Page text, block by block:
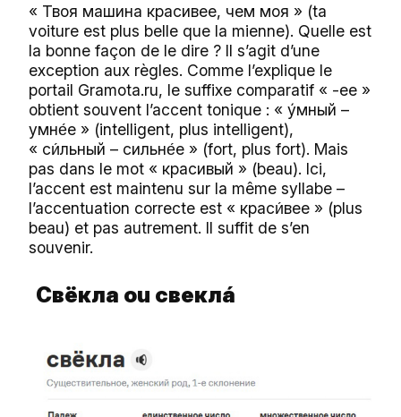
« Твоя машина красивее, чем моя » (ta
voiture est plus belle que la mienne). Quelle est
la bonne façon de le dire ? Il s’agit d’une
exception aux règles. Comme l’explique le
portail Gramota.ru, le suffixe comparatif « -ee »
obtient souvent l’accent tonique : « ýмный –
умне́е » (intelligent, plus intelligent),
« си́льный – сильне́е » (fort, plus fort). Mais
pas dans le mot « красивый » (beau). Ici,
l’accent est maintenu sur la même syllabe –
l’accentuation correcte est « краси́вее » (plus
beau) et pas autrement. Il suffit de s’en
souvenir.
Свёкла ou свеклá